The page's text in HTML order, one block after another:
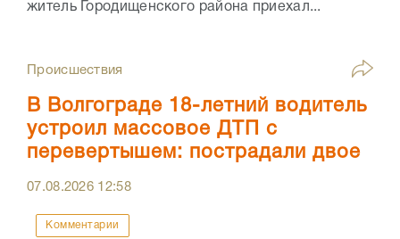
житель Городищенского района приехал...
Происшествия
В Волгограде 18-летний водитель
устроил массовое ДТП с
перевертышем: пострадали двое
07.08.2026 12:58
Комментарии